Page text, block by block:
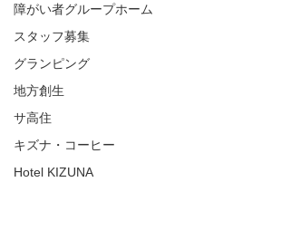
障がい者グループホーム
スタッフ募集
グランピング
地方創生
サ高住
キズナ・コーヒー
Hotel KIZUNA